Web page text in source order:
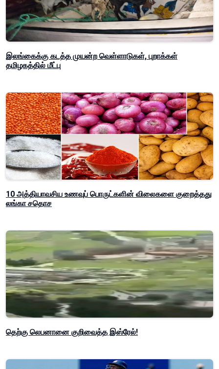
இலங்கைக்கு கடத்த முயன்ற வெள்ளாடுகள், புறாக்கள்
தமிழகத்தில் மீட்பு
10 அத்தியாவசிய உணவுப் பொருட்களின் விலைகளை குறைத்தது
லங்கா சதொச
தெற்கு லெபனானை குறிவைத்த இஸ்ரேல்!